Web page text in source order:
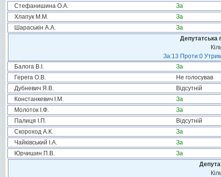
Стефанишина О.А.
За
Хлапук М.М.
За
Шараськін А.А.
За
Депутатська
За:13 Проти:0
Балога В.І.
За
Герега О.В.
Не голосував
Дубневич Я.В.
Відсутній
Констанкевич І.М.
За
Молоток І.Ф.
За
Палиця І.П.
Відсутній
Скороход А.К.
За
Чайківський І.А.
За
Юрчишин П.В.
За